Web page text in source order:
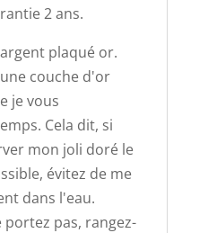
2 ans.
plaqué or.
couche d'or
je vous
Cela dit, si
mon joli doré le
évitez de me
dans l'eau.
portez pas, rangez-